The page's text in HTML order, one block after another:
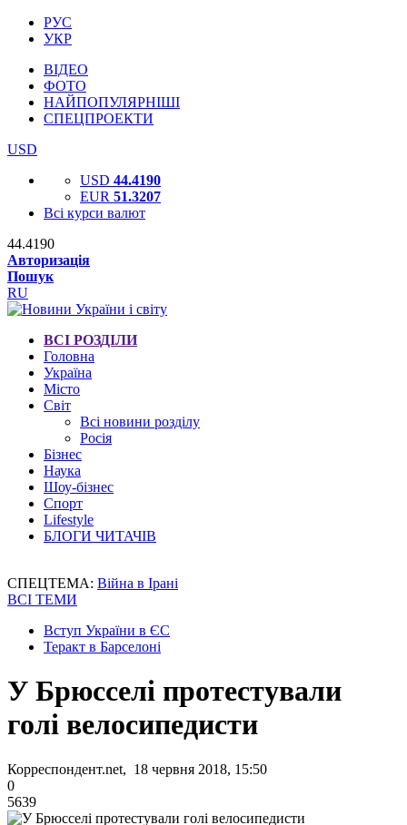
РУС
УКР
ВІДЕО
ФОТО
НАЙПОПУЛЯРНІШІ
СПЕЦПРОЕКТИ
USD
USD 44.4190
EUR 51.3207
Всі курси валют
44.4190
Авторизація
Пошук
RU
ВСІ РОЗДІЛИ
Головна
Україна
Місто
Світ
Всі новини розділу
Росія
Бізнес
Наука
Шоу-бізнес
Спорт
Lifestyle
БЛОГИ ЧИТАЧІВ
СПЕЦТЕМА: Війна в Ірані
ВСІ ТЕМИ
Вступ України в ЄС
Теракт в Барселоні
У Брюсселі протестували
голі велосипедисти
Корреспондент.net, 18 червня 2018, 15:50
0
5639